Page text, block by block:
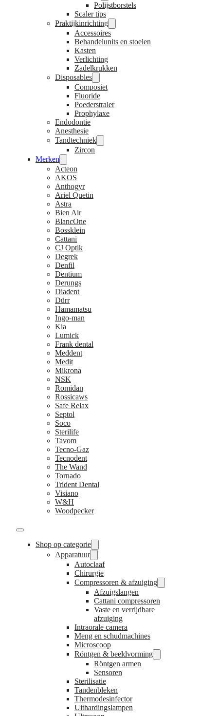
Polijstborstels
Scaler tips
Praktijkinrichting
Accessoires
Behandelunits en stoelen
Kasten
Verlichting
Zadelkrukken
Disposables
Composiet
Fluoride
Poederstraler
Prophylaxe
Endodontie
Anesthesie
Tandtechniek
Zircon
Merken
Acteon
AKOS
Anthogyr
Ariel Quetin
Astra
Bien Air
BlancOne
Bossklein
Cattani
CJ Optik
Degrek
Denfil
Dentium
Derungs
Diadent
Dürr
Hamamatsu
Ingo-man
Kia
Lumick
Frank dental
Meddent
Medit
Mikrona
NSK
Romidan
Rossicaws
Safe Relax
Septol
Soco
Sterilife
Tavom
Tecno-Gaz
Tecnodent
The Wand
Tornado
Trident Dental
Visiano
W&H
Woodpecker
Shop op categorie
Apparatuur
Autoclaaf
Chirurgie
Compressoren & afzuiging
Afzuigslangen
Cattani compressoren
Vaste en verrijdbare
afzuiging
Intraorale camera
Meng en schudmachines
Microscoop
Röntgen & beeldvorming
Röntgen armen
Sensoren
Sterilisatie
Tandenbleken
Thermodesinfector
Uithardingslampen